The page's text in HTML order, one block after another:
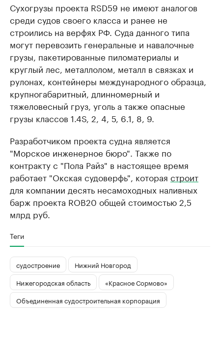
Сухогрузы проекта RSD59 не имеют аналогов
среди судов своего класса и ранее не
строились на верфях РФ. Суда данного типа
могут перевозить генеральные и навалочные
грузы, пакетированные пиломатериалы и
круглый лес, металлолом, металл в связках и
рулонах, контейнеры международного образца,
крупногабаритный, длинномерный и
тяжеловесный груз, уголь а также опасные
грузы классов 1.4S, 2, 4, 5, 6.1, 8, 9.
Разработчиком проекта судна является
"Морское инженерное бюро". Также по
контракту с "Пола Райз" в настоящее время
работает "Окская судоверфь", которая строит
для компании десять несамоходных наливных
барж проекта ROB20 общей стоимостью 2,5
млрд руб.
Теги
судостроение
Нижний Новгород
Нижегородская область
«Красное Сормово»
Объединенная судостроительная корпорация